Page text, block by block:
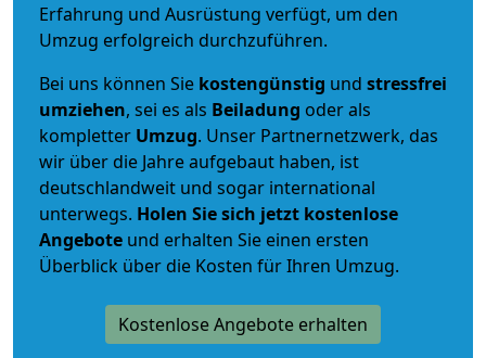
Erfahrung und Ausrüstung verfügt, um den
Umzug erfolgreich durchzuführen.
Bei uns können Sie kostengünstig und stressfrei
umziehen, sei es als Beiladung oder als
kompletter Umzug. Unser Partnernetzwerk, das
wir über die Jahre aufgebaut haben, ist
deutschlandweit und sogar international
unterwegs. Holen Sie sich jetzt kostenlose
Angebote und erhalten Sie einen ersten
Überblick über die Kosten für Ihren Umzug.
Kostenlose Angebote erhalten